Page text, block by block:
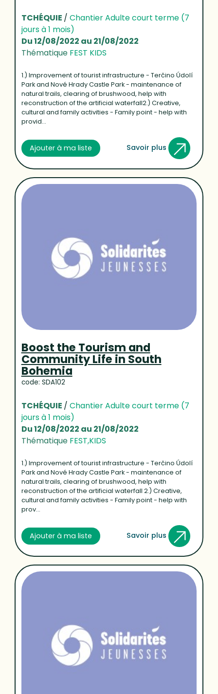
TCHÉQUIE / Chantier Adulte court terme (7
jours à 1 mois)
Du 12/08/2022 au 21/08/2022
Thématique FEST KIDS
1.) Improvement of tourist infrastructure - Terčino Údolí
Park and Nové Hrady Castle Park - maintenance of
natural trails, clearing of brushwood, help with
reconstruction of the artificial waterfall2.) Creative,
cultural and family activities - Family point - help with
provid...
Ajouter à ma liste Savoir plus
Boost the Tourism and
Community Life in South
Bohemia
code: SDA102
TCHÉQUIE / Chantier Adulte court terme (7
jours à 1 mois)
Du 12/08/2022 au 21/08/2022
Thématique FEST,KIDS
1.) Improvement of tourist infrastructure - Terčino Údolí
Park and Nové Hrady Castle Park - maintenance of
natural trails, clearing of brushwood, help with
reconstruction of the artificial waterfall 2.) Creative,
cultural and family activities - Family point - help with
prov...
Ajouter à ma liste Savoir plus